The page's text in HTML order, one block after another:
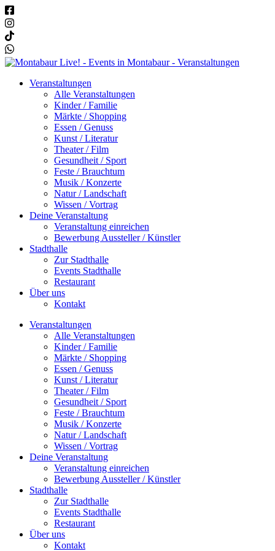
Veranstaltungen
Alle Veranstaltungen
Kinder / Familie
Märkte / Shopping
Essen / Genuss
Kunst / Literatur
Theater / Film
Gesundheit / Sport
Feste / Brauchtum
Musik / Konzerte
Natur / Landschaft
Wissen / Vortrag
Deine Veranstaltung
Veranstaltung einreichen
Bewerbung Aussteller / Künstler
Stadthalle
Zur Stadthalle
Events Stadthalle
Restaurant
Über uns
Kontakt
Veranstaltungen
Alle Veranstaltungen
Kinder / Familie
Märkte / Shopping
Essen / Genuss
Kunst / Literatur
Theater / Film
Gesundheit / Sport
Feste / Brauchtum
Musik / Konzerte
Natur / Landschaft
Wissen / Vortrag
Deine Veranstaltung
Veranstaltung einreichen
Bewerbung Aussteller / Künstler
Stadthalle
Zur Stadthalle
Events Stadthalle
Restaurant
Über uns
Kontakt